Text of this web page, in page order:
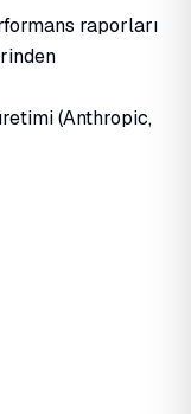
raporları
(Anthropic,